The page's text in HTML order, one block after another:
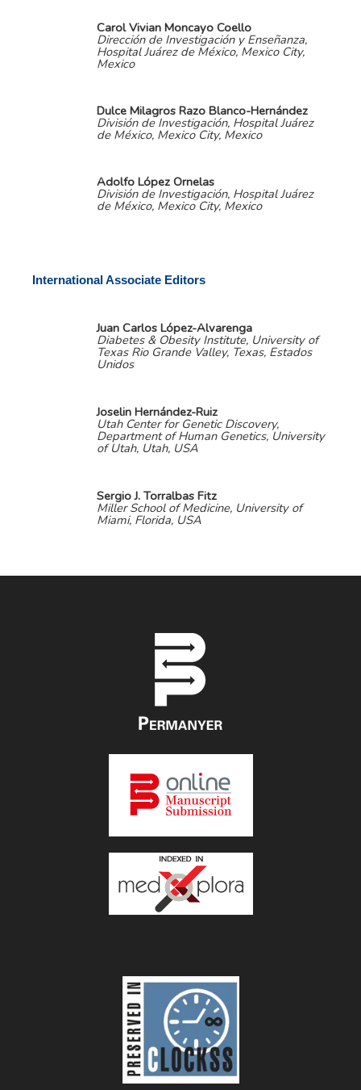
Carol Vivian Moncayo Coello
Dirección de Investigación y Enseñanza,
Hospital Juárez de México, Mexico City,
Mexico
Dulce Milagros Razo Blanco-Hernández
División de Investigación, Hospital Juárez
de México, Mexico City, Mexico
Adolfo López Ornelas
División de Investigación, Hospital Juárez
de México, Mexico City, Mexico
International Associate Editors
Juan Carlos López-Alvarenga
Diabetes & Obesity Institute, University of
Texas Rio Grande Valley, Texas, Estados
Unidos
Joselin Hernández-Ruiz
Utah Center for Genetic Discovery,
Department of Human Genetics, University
of Utah, Utah, USA
Sergio J. Torralbas Fitz
Miller School of Medicine, University of
Miami, Florida, USA